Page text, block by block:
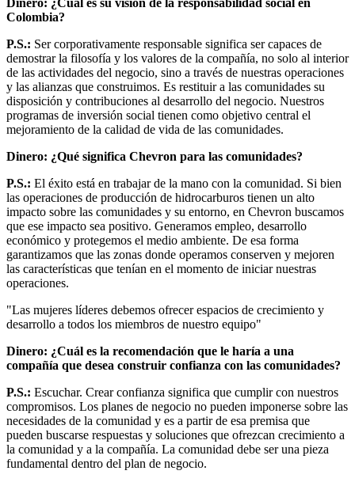
Colombia?
P.S.: Ser corporativamente responsable significa ser capaces de
demostrar la filosofía y los valores de la compañía, no solo al interior
de las actividades del negocio, sino a través de nuestras operaciones
y las alianzas que construimos. Es restituir a las comunidades su
disposición y contribuciones al desarrollo del negocio. Nuestros
programas de inversión social tienen como objetivo central el
mejoramiento de la calidad de vida de las comunidades.
Dinero: ¿Qué significa Chevron para las comunidades?
P.S.: El éxito está en trabajar de la mano con la comunidad. Si bien
las operaciones de producción de hidrocarburos tienen un alto
impacto sobre las comunidades y su entorno, en Chevron buscamos
que ese impacto sea positivo. Generamos empleo, desarrollo
económico y protegemos el medio ambiente. De esa forma
garantizamos que las zonas donde operamos conserven y mejoren
las características que tenían en el momento de iniciar nuestras
operaciones.
"Las mujeres líderes debemos ofrecer espacios de crecimiento y
desarrollo a todos los miembros de nuestro equipo"
Dinero: ¿Cuál es la recomendación que le haría a una
compañía que desea construir confianza con las comunidades?
P.S.: Escuchar. Crear confianza significa que cumplir con nuestros
compromisos. Los planes de negocio no pueden imponerse sobre las
necesidades de la comunidad y es a partir de esa premisa que
pueden buscarse respuestas y soluciones que ofrezcan crecimiento a
la comunidad y a la compañía. La comunidad debe ser una pieza
fundamental dentro del plan de negocio.